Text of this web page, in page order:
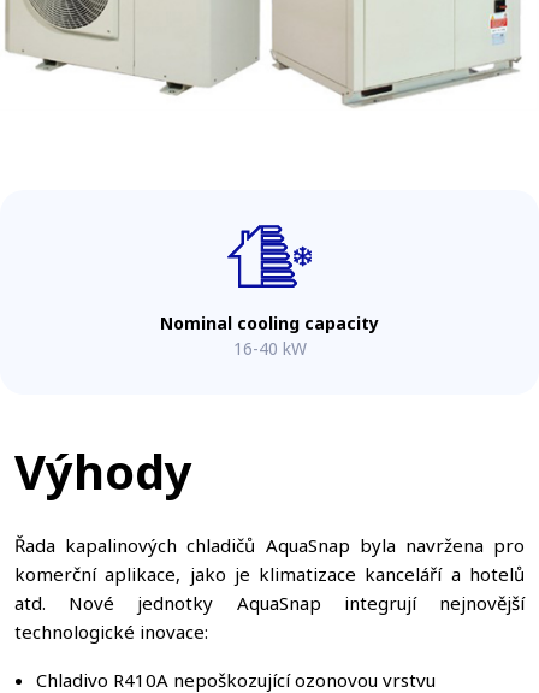
Nominal cooling capacity
16-40 kW
Výhody
Řada kapalinových chladičů AquaSnap byla navržena pro
komerční aplikace, jako je klimatizace kanceláří a hotelů
atd. Nové jednotky AquaSnap integrují nejnovější
technologické inovace:
Chladivo R410A nepoškozující ozonovou vrstvu